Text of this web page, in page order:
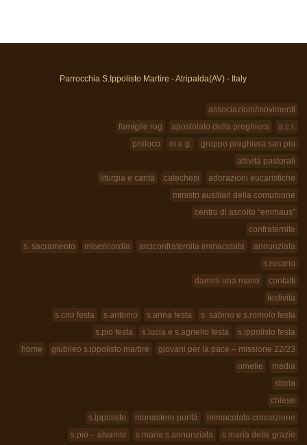
Parrocchia S.Ippolisto Martire - Atripalda(AV) - Italy
associazioni/movimenti
a.c.i.
apostolato della preghiera
famiglie rog
gruppo preghiera san pio
m.e.g.
proloco
attività pastorali
adorazioni eucaristiche
catechesi
liturgia e carità
ministri ausiliari della comunione
centro di ascolto “emmaus”
confraternite
annunziata
arciconfraternita immacolata
misericordia
s. sacramento
s.rosario
contatti
dammi una mano
festività
s. sabino e s.romolo festa
s.anna festa
s.antonio
s.ciro festa
s.ippolisto festa
s.lucia e s.agnello festa
s.pio festa
giovani per la pace – missione 22/23
giubileo s.ippolisto martire
home
media
omelie
storia
chiese
immacolata concezione
monastero purità
s.ippolisto
s.maria delle grazie
s.maria s.annunziata
s.pio – alvanite